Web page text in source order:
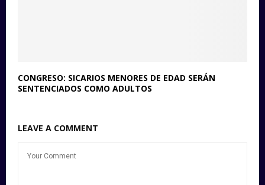
CONGRESO: SICARIOS MENORES DE EDAD SERÁN
SENTENCIADOS COMO ADULTOS
LEAVE A COMMENT